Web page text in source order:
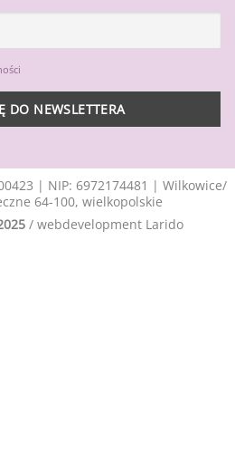
| NIP: 6972174481 | Wilkowice/
64-100, wielkopolskie
/ webdevelopment Larido